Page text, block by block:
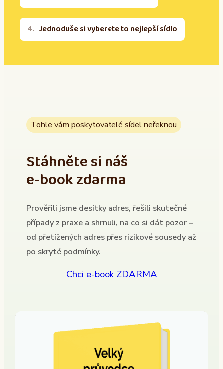
Jednoduše si vyberete to nejlepší sídlo
Tohle vám poskytovatelé sídel neřeknou
Stáhněte si náš
e-book zdarma
Prověřili jsme desítky adres, řešili skutečné
případy z praxe a shrnuli, na co si dát pozor –
od přetížených adres přes rizikové sousedy až
po skryté podmínky.
Chci e-book ZDARMA